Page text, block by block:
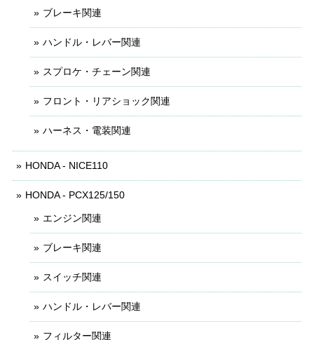
ブレーキ関連
ハンドル・レバー関連
スプロケ・チェーン関連
フロント・リアショック関連
ハーネス・電装関連
HONDA - NICE110
HONDA - PCX125/150
エンジン関連
ブレーキ関連
スイッチ関連
ハンドル・レバー関連
フィルター関連